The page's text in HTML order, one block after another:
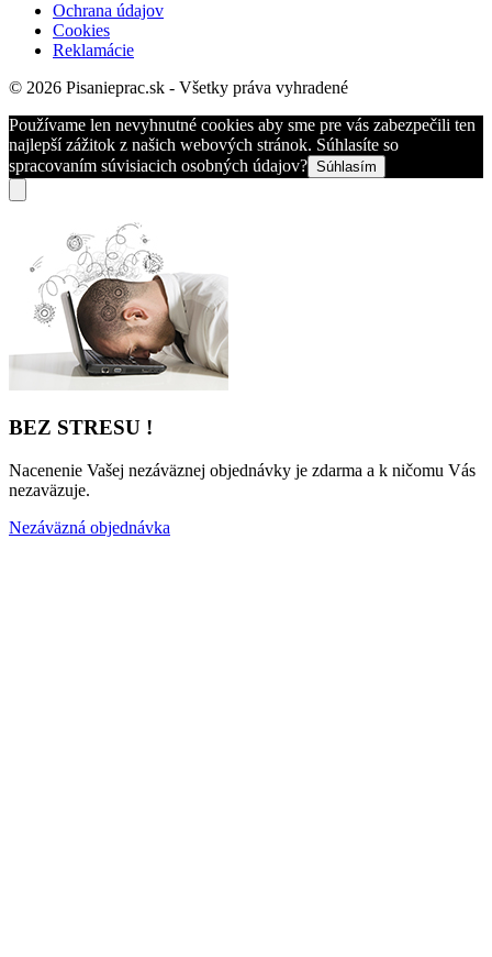
Ochrana údajov
Cookies
Reklamácie
© 2026 Pisanieprac.sk - Všetky práva vyhradené
Používame len nevyhnutné cookies aby sme pre vás zabezpečili ten
najlepší zážitok z našich webových stránok. Súhlasíte so
spracovaním súvisiacich osobných údajov? Súhlasím
BEZ STRESU !
Nacenenie Vašej nezáväznej objednávky je zdarma a k ničomu Vás
nezaväzuje.
Nezáväzná objednávka